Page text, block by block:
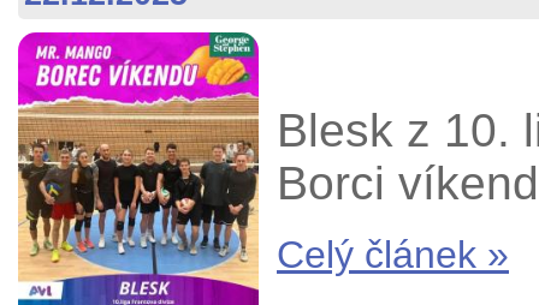
Blesk z 10.
Borci
Celý článek »